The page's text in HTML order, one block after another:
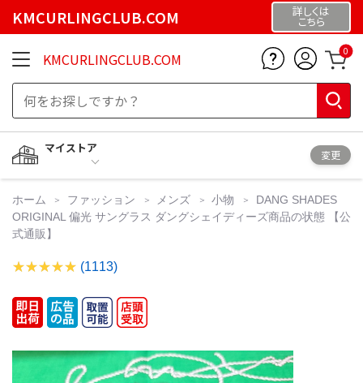
KMCURLINGCLUB.COM 詳しくは
こちら
KMCURLINGCLUB.COM 0
マイストア
変更
ホーム ファッション メンズ 小物
DANG SHADES
ORIGINAL 偏光 サングラス ダングシェイディーズ商品の状態 【公
式通販】
(1113)